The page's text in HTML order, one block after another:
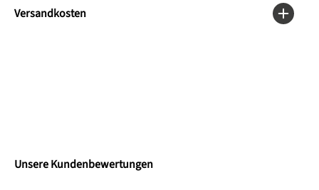
Versandkosten
Unsere Kundenbewertungen